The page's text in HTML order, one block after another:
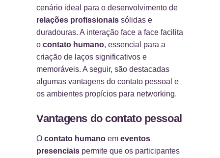
cenário ideal para o desenvolvimento de
relações profissionais sólidas e
duradouras. A interação face a face facilita
o contato humano, essencial para a
criação de laços significativos e
memoráveis. A seguir, são destacadas
algumas vantagens do contato pessoal e
os ambientes propícios para networking.
Vantagens do contato pessoal
O contato humano em eventos
presenciais permite que os participantes